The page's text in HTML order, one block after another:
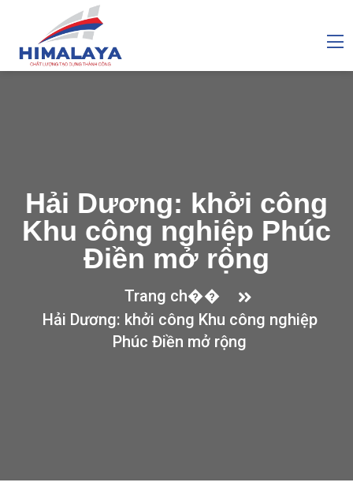
Hải Dương: khởi công
Khu công nghiệp Phúc
Điền mở rộng
Trang ch��
Hải Dương: khởi công Khu công nghiệp
Phúc Điền mở rộng